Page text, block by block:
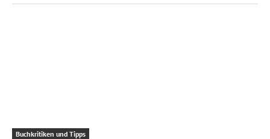
Buchkritiken und Tipps